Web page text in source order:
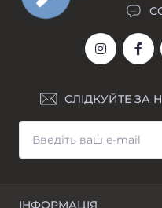
СЛІДКУЙТЕ ЗА
ІНФОРМАЦІЯ